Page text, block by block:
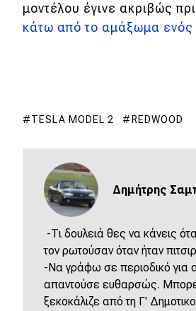
μοντέλου έγινε ακριβώς
κάτω από το αμάξωμα
TESLA MODEL 2 REDWOOD
Δημήτρης
-Τι δουλειά θες να κάνεις
τον ρωτούσαν όταν ήταν
-Να γράφω σε περιοδικό για
απαντούσε ευθαρσώς.
ξεκοκάλιζε από τη Γ'